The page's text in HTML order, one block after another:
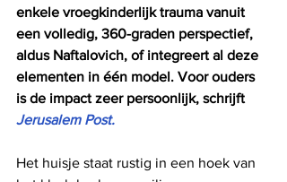
enkele vroegkinderlijk trauma vanuit
een volledig, 360-graden perspectief,
aldus Naftalovich, of integreert al deze
elementen in één model. Voor ouders
is de impact zeer persoonlijk, schrijft
Jerusalem Post.
Het huisje staat rustig in een hoek van